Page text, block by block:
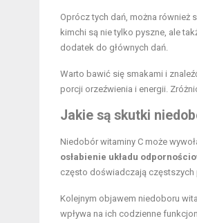
Oprócz tych dań, można również
kimchi są nie tylko pyszne, ale
dodatek do głównych dań.
Warto bawić się smakami i
porcji orzeźwienia i energii.
Jakie są skutki
Niedobór witaminy C może
osłabienie układu
często doświadczają częstszych
Kolejnym objawem niedoboru
wpływa na ich codzienne